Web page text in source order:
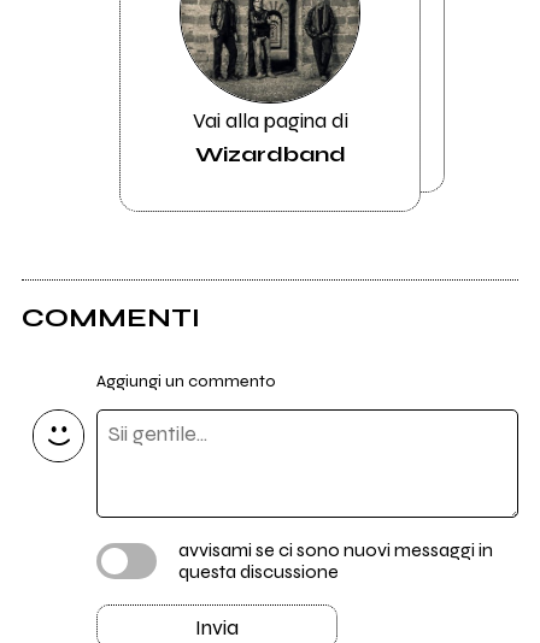
Vai alla pagina di
Wizardband
COMMENTI
Aggiungi un commento
avvisami se ci sono nuovi messaggi in
questa discussione
Invia